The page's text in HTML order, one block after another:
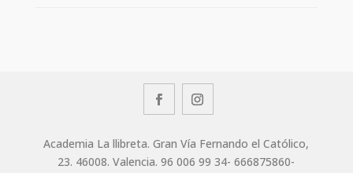
Academia La llibreta. Gran Vía Fernando el Católico,
23. 46008. Valencia. 96 006 99 34- 666875860-